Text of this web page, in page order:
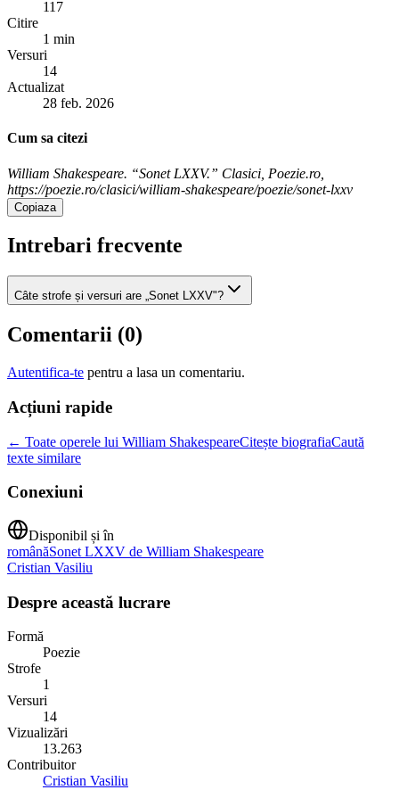
117
Citire
1 min
Versuri
14
Actualizat
28 feb. 2026
Cum sa citezi
William Shakespeare. “Sonet LXXV.” Clasici, Poezie.ro,
https://poezie.ro/clasici/william-shakespeare/poezie/sonet-lxxv
Copiaza
Intrebari frecvente
Câte strofe și versuri are „Sonet LXXV"?
Comentarii (0)
Autentifica-te pentru a lasa un comentariu.
Acțiuni rapide
← Toate operele lui William ShakespeareCitește biografiaCaută
texte similare
Conexiuni
Disponibil și în
românăSonet LXXV de William Shakespeare
Cristian Vasiliu
Despre această lucrare
Formă
Poezie
Strofe
1
Versuri
14
Vizualizări
13.263
Contribuitor
Cristian Vasiliu